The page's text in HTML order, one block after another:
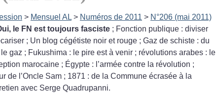
> Mensuel AL > Numéros de 2011 > N°206 (mai 2011)
le FN est toujours fasciste ; Fonction publique : diviser
; Un blog cégétiste noir et rouge ; Gaz de schiste : du
gaz ; Fukushima : le pire est à venir ; révolutions arabes : le
marocaine ; Égypte : l’armée contre la révolution ;
de l’Oncle Sam ; 1871 : de la Commune écrasée à la
avec Serge Quadrupanni.